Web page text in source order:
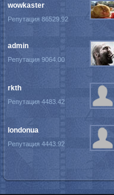
wowkaster
Репутация 86529.92
admin
Репутация 9064.00
rkth
Репутация 4483.42
londonua
Репутация 4443.92